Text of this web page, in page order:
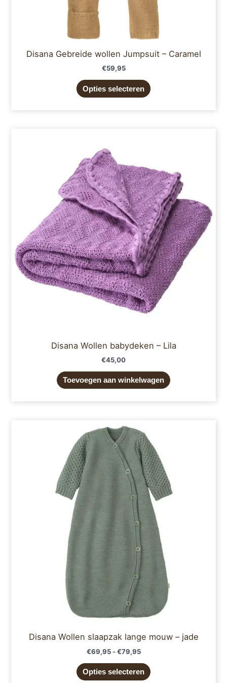
Disana Gebreide wollen Jumpsuit – Caramel
€59,95
Opties selecteren
Disana Wollen babydeken – Lila
€45,00
Toevoegen aan winkelwagen
Disana Wollen slaapzak lange mouw – jade
€69,95 - €79,95
€69,95
tot
€79,95
Opties selecteren
heeft
meerdere
variaties.
Deze
optie
kan
gekozen
worden
op
de
productpagina